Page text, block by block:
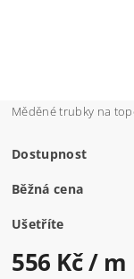
Měděné trubky na
Dostupnost
Běžná cena
Ušetříte
556 Kč/ m